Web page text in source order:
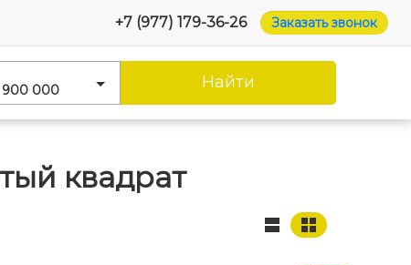
Заказать звонок
+7 (977) 179-36-26
900 000 Найти
квадрат